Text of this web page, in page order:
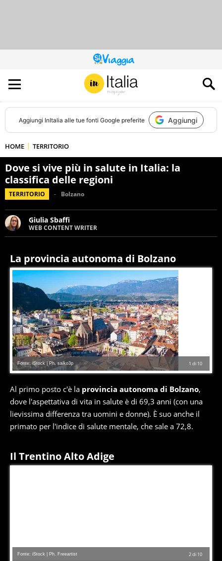
QUESTO
SITO
CONTRIBUISCE
ALL’AUDIENCE
DI
Aggiungi InItalia alle tue fonti Google preferite Aggiungi
HOME TERRITORIO
Dove si vive più in salute in Italia: la
classifica delle regioni
TERRITORIO Bolzano
Giulia Sbaffi
WEB CONTENT WRITER
Web content writer appassionata di belle storie e di
natura, le piace tenersi informata su ciò che accade
intorno a lei.
La provincia autonoma di Bolzano
1 di 10
Fonte: iStock | Ph. saiko3p
Al primo posto c'è la provincia autonoma di Bolzano,
dove l'aspettativa di vita in salute è di 69,3 anni (con una
lievissima differenza tra uomini e donne). È suo anche il
primato per l'indice di salute mentale, che sale a 72,8.
Il Trentino Alto Adige
2di 10
Fonte: iStock | Ph. Freeartist